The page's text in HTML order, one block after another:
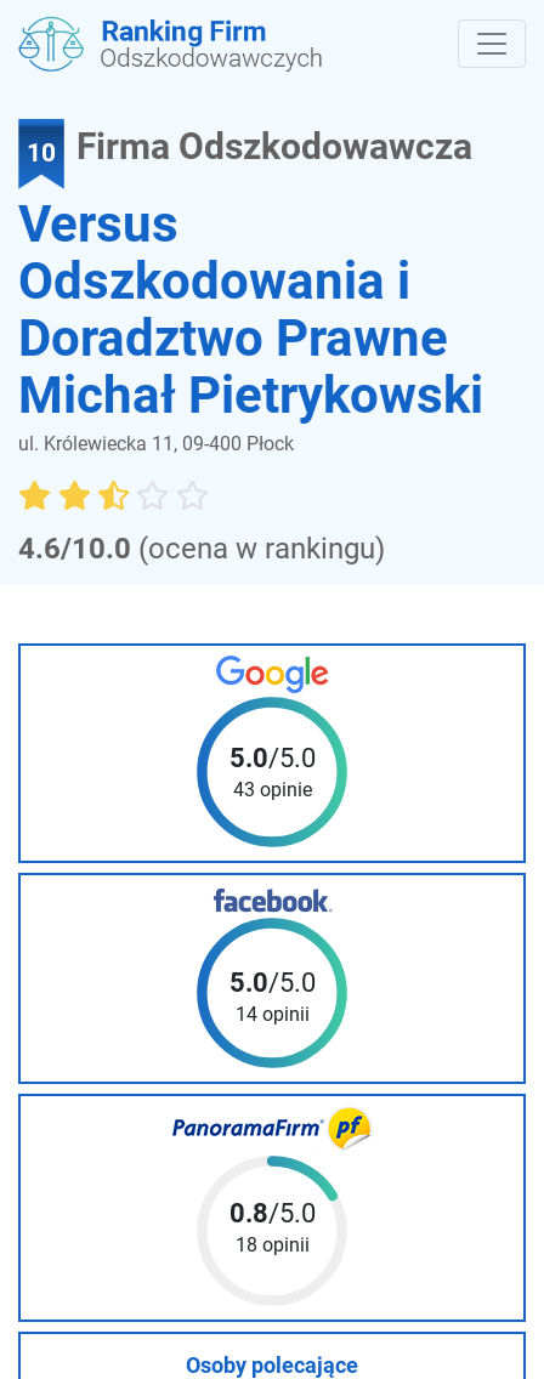
10 Firma Odszkodowawcza
Versus
Odszkodowania i
Doradztwo Prawne
Michał Pietrykowski
ul. Królewiecka 11, 09-400 Płock
4.6/10.0 (ocena w rankingu)
5.0/5.0
43 opinie
5.0/5.0
14 opinii
0.8/5.0
18 opinii
Osoby polecające